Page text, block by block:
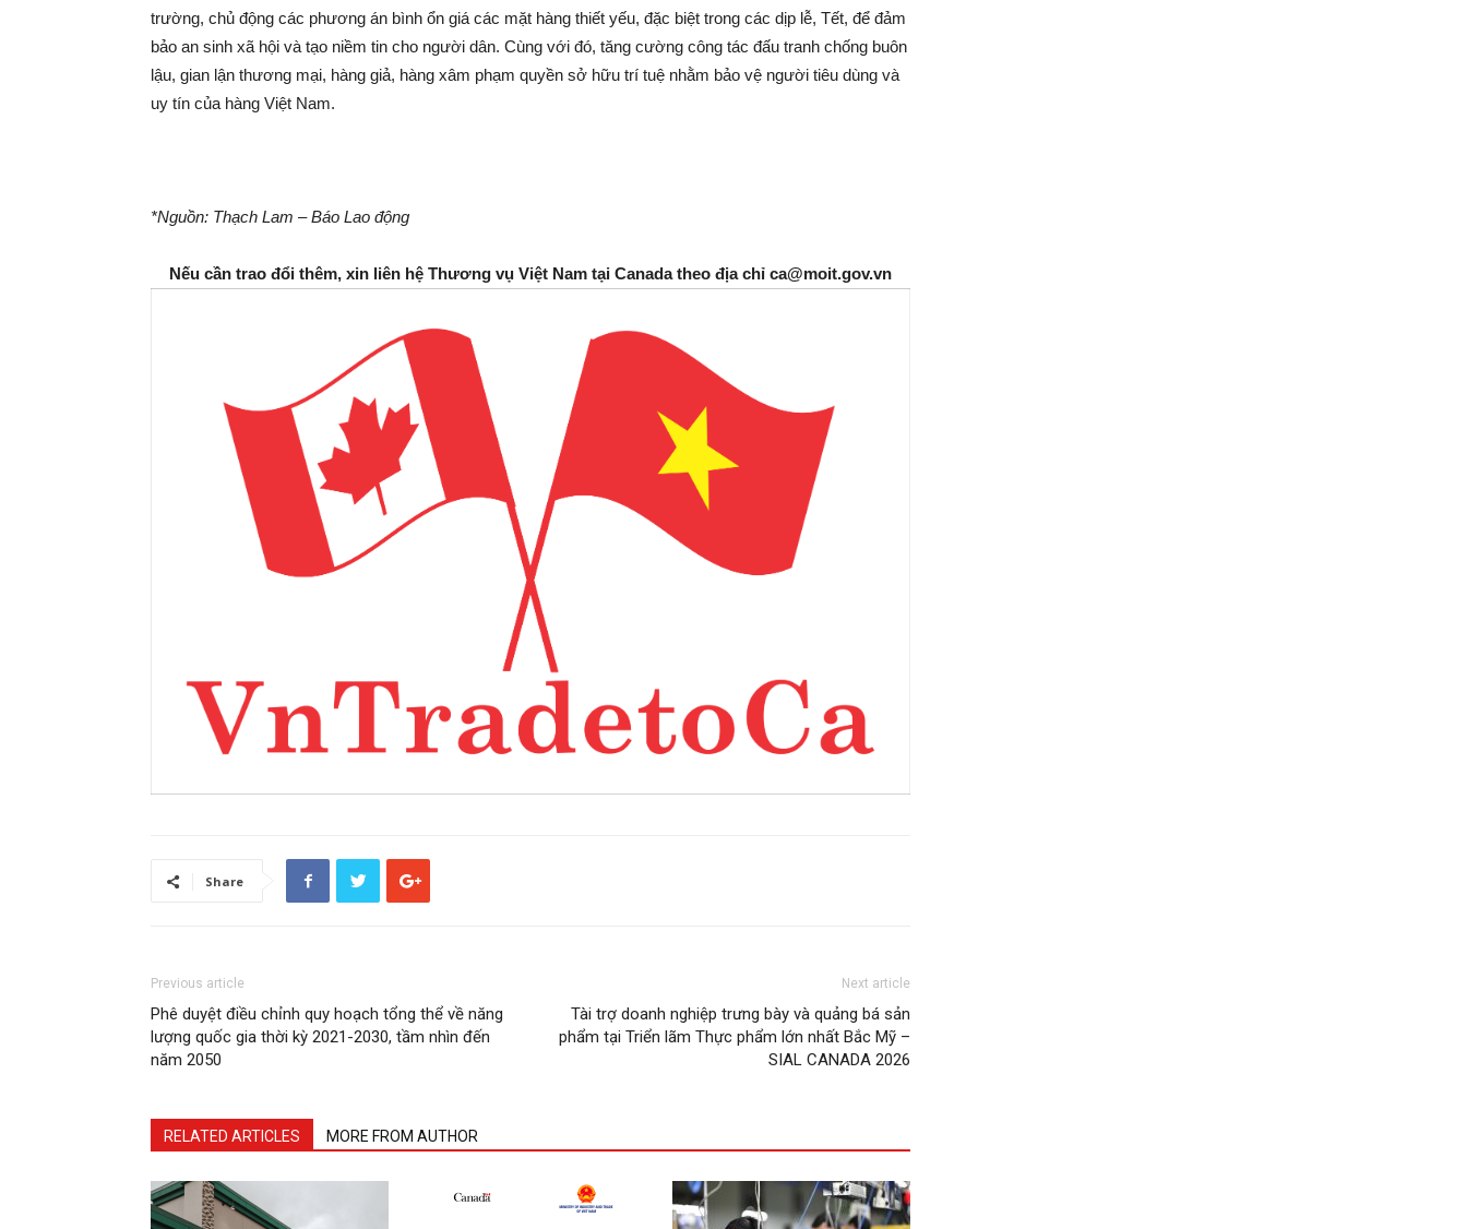
trường, chủ động các phương án bình ổn giá các mặt hàng thiết yếu, đặc biệt trong các dịp lễ, Tết, để đảm
bảo an sinh xã hội và tạo niềm tin cho người dân. Cùng với đó, tăng cường công tác đấu tranh chống buôn
lậu, gian lận thương mại, hàng giả, hàng xâm phạm quyền sở hữu trí tuệ nhằm bảo vệ người tiêu dùng và
uy tín của hàng Việt Nam.
*Nguồn: Thạch Lam – Báo Lao động
Nếu cần trao đổi thêm, xin liên hệ Thương vụ Việt Nam tại Canada theo địa chỉ ca@moit.gov.vn
Share
Previous article
Phê duyệt điều chỉnh quy hoạch tổng thể về năng
lượng quốc gia thời kỳ 2021-2030, tầm nhìn đến
năm 2050
Next article
Tài trợ doanh nghiệp trưng bày và quảng bá sản
phẩm tại Triển lãm Thực phẩm lớn nhất Bắc Mỹ –
SIAL CANADA 2026
RELATED ARTICLES MORE FROM AUTHOR